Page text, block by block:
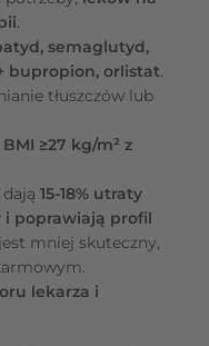
.
semaglutyd,
bupropion, orlistat.
tłuszczów lub
≥27 kg/m² z
dają 15-18% utraty
i poprawiają profil
mniej skuteczny,
lekarza i